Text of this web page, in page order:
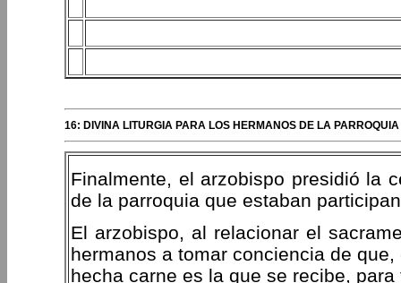
16: DIVINA LITURGIA PARA LOS HERMANOS DE LA
Finalmente, el arzobispo presidió la
de la parroquia que estaban
El arzobispo, al relacionar el
hermanos a tomar conciencia de
hecha carne es la que se recibe,